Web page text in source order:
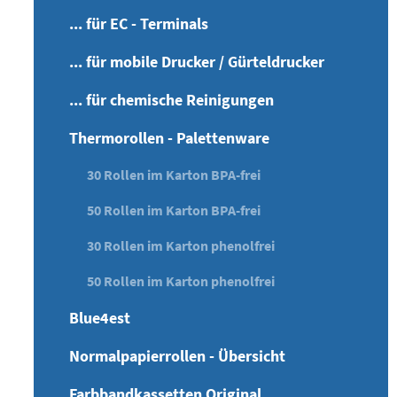
... für EC - Terminals
... für mobile Drucker / Gürteldrucker
... für chemische Reinigungen
Thermorollen - Palettenware
30 Rollen im Karton BPA-frei
50 Rollen im Karton BPA-frei
30 Rollen im Karton phenolfrei
50 Rollen im Karton phenolfrei
Blue4est
Normalpapierrollen - Übersicht